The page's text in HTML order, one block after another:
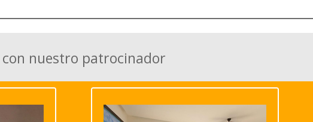
con nuestro patrocinador